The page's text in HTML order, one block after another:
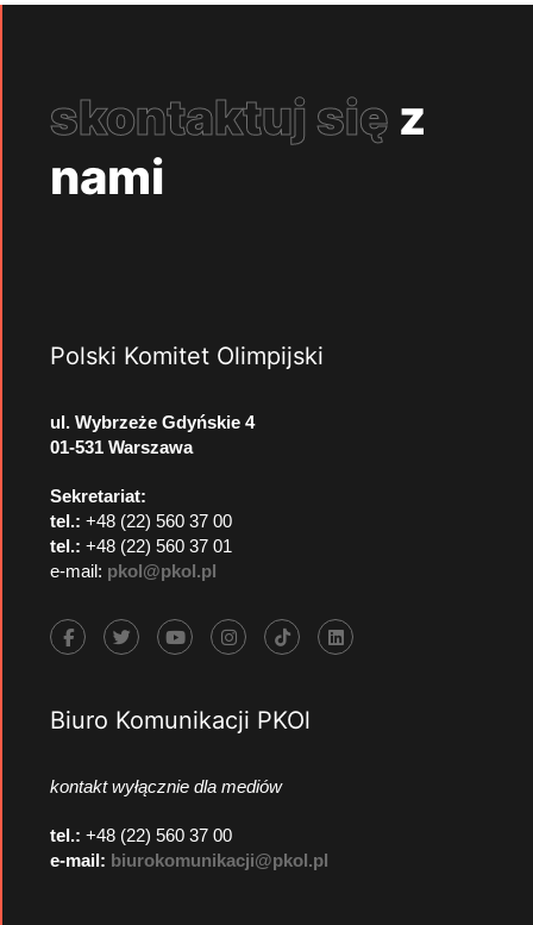
skontaktuj się z
nami
Polski Komitet Olimpijski
ul. Wybrzeże Gdyńskie 4
01-531 Warszawa
Sekretariat:
tel.: +48 (22) 560 37 00
tel.: +48 (22) 560 37 01
e-mail: pkol@pkol.pl
Biuro Komunikacji PKOl
kontakt wyłącznie dla mediów
tel.: +48 (22) 560 37 00
e-mail: biurokomunikacji@pkol.pl